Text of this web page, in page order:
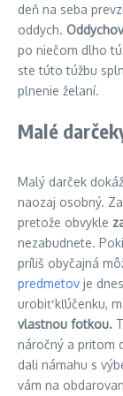
deň na seba
oddych.
po niečom dlho
ste túto túžbu
plnenie želaní.
Malé
Malý darček
naozaj osobný.
pretože obvykle
nezabudnete.
príliš obyčajná
predmetov je
urobiť kľúčenku,
vlastnou fotkou.
náročný a pritom
dali námahu s
vám na